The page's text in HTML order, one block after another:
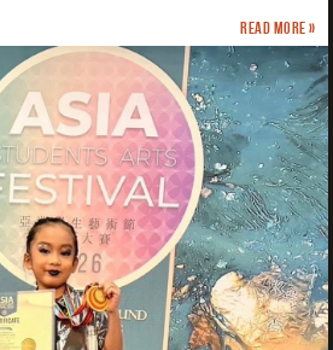
Read more »